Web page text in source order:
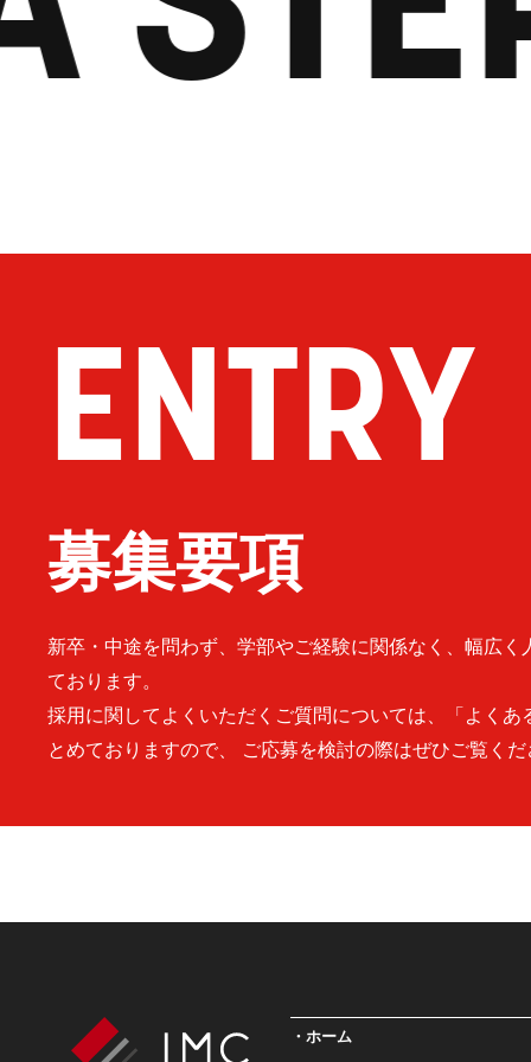
ENTRY
募集要項
新卒・中途を問わず、学部やご経験に関係なく、幅広く
ております。
採用に関してよくいただくご質問については、「よくあ
とめておりますので、 ご応募を検討の際はぜひご覧く
ホーム